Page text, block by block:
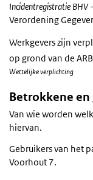
Incidentregistratie BHV
Verordening
Werkgevers zijn
op grond van de
Wettelijke verplichting
Betrokkene en
Van wie worden
hiervan.
Gebruikers van het
Voorhout 7.